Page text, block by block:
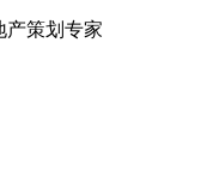
产策划专家